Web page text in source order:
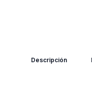
Descripción